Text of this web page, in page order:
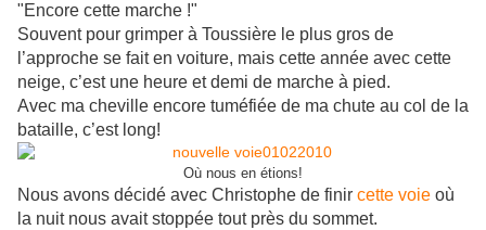
"Encore cette marche !"
Souvent pour grimper à Toussière le plus gros de
l’approche se fait en voiture, mais cette année avec cette
neige, c’est une heure et demi de marche à pied.
Avec ma cheville encore tuméfiée de ma chute au col de la
bataille, c’est long!
Où nous en étions!
Nous avons décidé avec Christophe de finir cette voie où
la nuit nous avait stoppée tout près du sommet.